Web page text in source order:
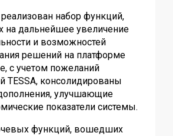
набор функций,
на дальнейшее увеличение
и возможностей
решений на платформе
с учетом пожеланий
TESSA, консолидированы
улучшающие
показатели системы.
функций, вошедших